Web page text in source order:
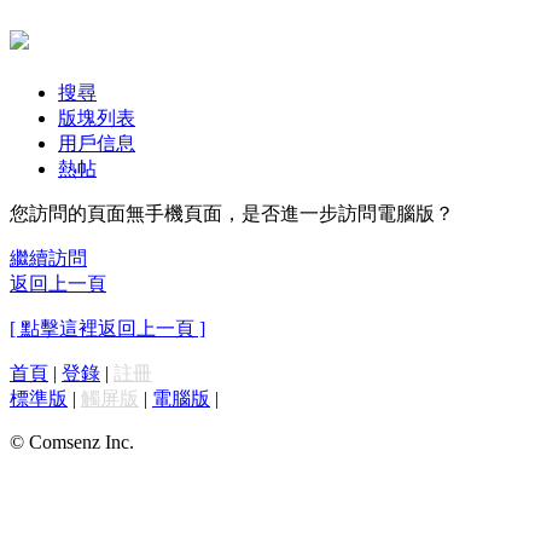
搜尋
版塊列表
用戶信息
熱帖
您訪問的頁面無手機頁面，是否進一步訪問電腦版？
繼續訪問
返回上一頁
[ 點擊這裡返回上一頁 ]
首頁 | 登錄 | 註冊
標準版 | 觸屏版 | 電腦版 |
© Comsenz Inc.